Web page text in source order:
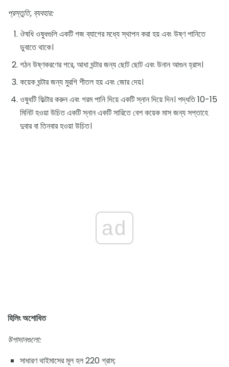
প্রস্তুতি, ব্যবহার:
ঔষধি ওষুধগুলি একটি গজ ব্যাগের মধ্যে স্থাপন করা হয় এবং উষ্ণ পানিতে
ডুবাতে থাকে।
গঠন উষ্ণকরণের পরে, আধা ঘন্টার জন্য ছোট ছোট এবং উনান আগুন হ্রাস।
কয়েক ঘন্টার জন্য মুরগি শীতল হয় এবং জোর দেয়।
ওষুধটি ফিল্টার করুন এবং গরম পানি দিয়ে একটি স্নান দিয়ে দিন। পদ্ধতি 10-15
মিনিট হওয়া উচিত একটি স্নান একটি সারিতে বেশ কয়েক মাস জন্য সপ্তাহে
দুবার বা তিনবার হওয়া উচিত।
ad
হিলিং অশোধিত
উপাদানগুলো:
সাধারণ থাইমাসের মূল হল 220 গ্রাম;